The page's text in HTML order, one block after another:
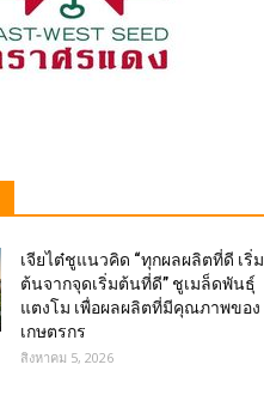
เจียไต๋ชูแนวคิด “ทุกผลผลิตที่ดี เริ่ม
ต้นจากจุดเริ่มต้นที่ดี” ชูเมล็ดพันธุ์
แตงโม เพื่อผลผลิตที่มีคุณภาพของ
เกษตรกร
สิงหาคม 5, 2026